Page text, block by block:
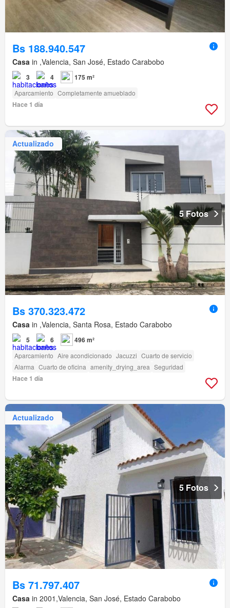
Bs 188.940.547
Casa in ,Valencia, San José, Estado Carabobo
3 4 175 m²
Aparcamiento Completamente amueblado
Hace 1 día
Actualizado
5 Fotos
Bs 370.323.472
Casa in ,Valencia, Santa Rosa, Estado Carabobo
5 6 496 m²
Aparcamiento Aire acondicionado Jacuzzi Cuarto de servicio
Alarma Cuarto de oficina amenity_drying_area Seguridad
Hace 1 día
Actualizado
5 Fotos
Bs 71.797.407
Casa in 2001,Valencia, San José, Estado Carabobo